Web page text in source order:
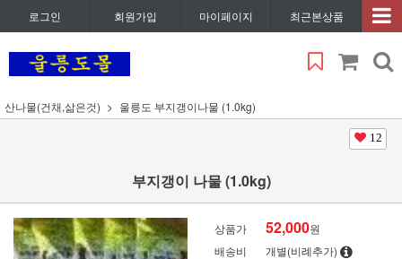
로그인 회원가입 마이페이지 최근본상품
산나물(건채,삶은것) 울릉도 부지갱이나물 (1.0kg)
12
부지갱이 나물 (1.0kg)
상품가 52,000원
배송비
개별(비례추가)